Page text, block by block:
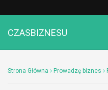
CZASBIZNESU
Strona Główna Prowadzę biznes